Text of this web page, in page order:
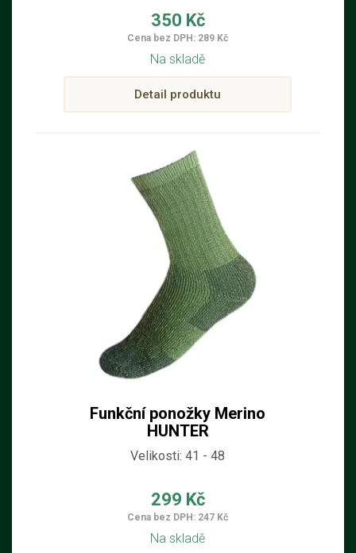
350 Kč
Cena bez DPH: 289 Kč
Na skladě
Detail produktu
Funkční ponožky Merino
HUNTER
Velikosti: 41 - 48
299 Kč
Cena bez DPH: 247 Kč
Na skladě